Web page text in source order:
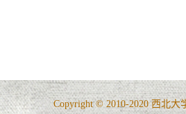
Copyright © 2010-2020 西北大